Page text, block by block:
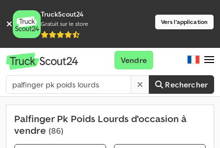
TruckScout24
Gratuit sur le store Vers l'application
Rechercher
Vendre
Palfinger Pk Poids Lourds d'occasion à
vendre (86)